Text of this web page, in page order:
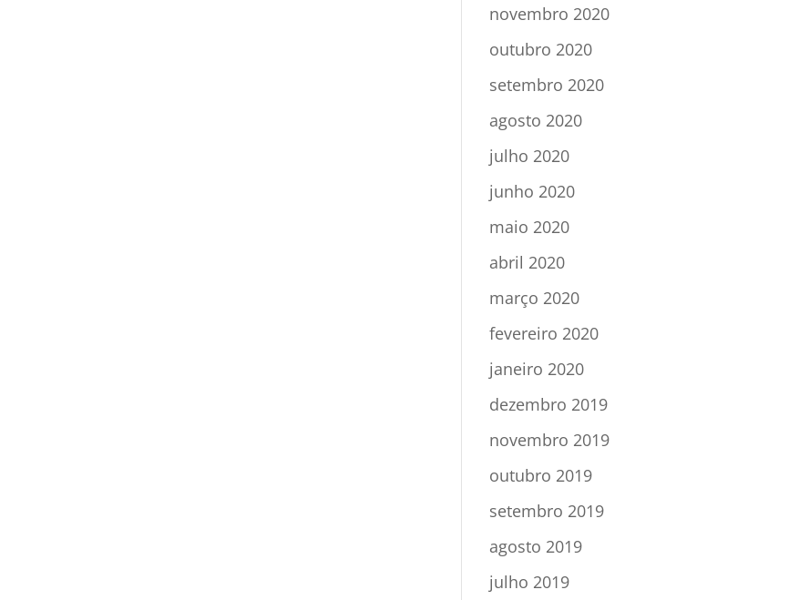
novembro 2020
outubro 2020
setembro 2020
agosto 2020
julho 2020
junho 2020
maio 2020
abril 2020
março 2020
fevereiro 2020
janeiro 2020
dezembro 2019
novembro 2019
outubro 2019
setembro 2019
agosto 2019
julho 2019